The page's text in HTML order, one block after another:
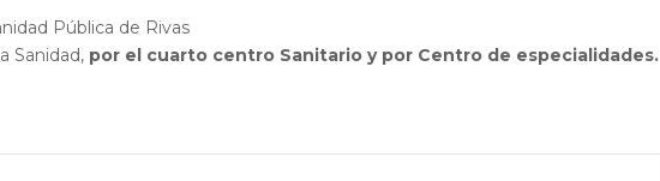
Pública de Rivas
Sanidad, por el cuarto centro Sanitario y por Centro de especialidades.